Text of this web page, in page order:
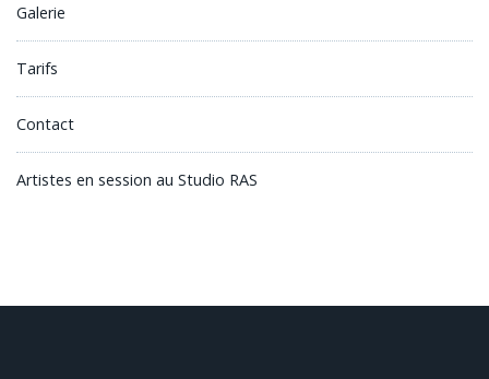
Galerie
Tarifs
Contact
Artistes en session au Studio RAS